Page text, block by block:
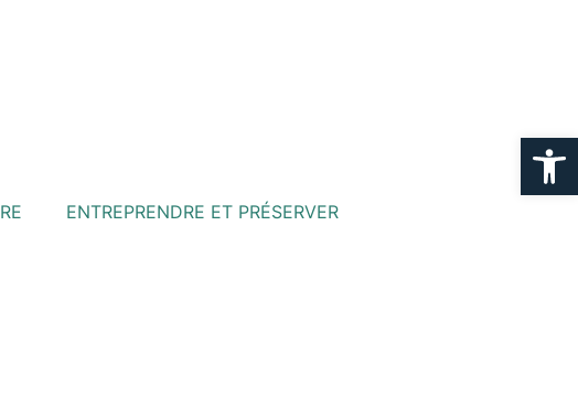
ENTREPRENDRE ET PRÉSERVER
Ouvrir